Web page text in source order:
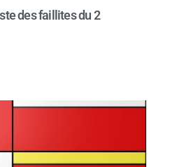
des faillites du 2